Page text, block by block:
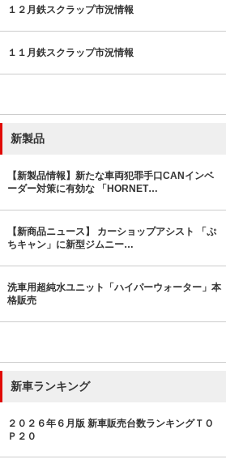
１２月鉄スクラップ市況情報
１１月鉄スクラップ市況情報
新製品
【新製品情報】新たな車両犯罪手口CANインベ
ーダー対策に有効な 「HORNET…
【新商品ニュース】 カーショップアシスト 「ぷ
ちキャン」に新型ジムニー…
洗車用超純水ユニット「ハイパーウォーター」本
格販売
新車ランキング
２０２６年６月版 新車販売台数ランキングＴＯ
Ｐ２０